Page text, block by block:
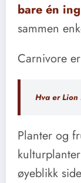
bare én
sammen
Carnivore
Hva er Lion
Planter og
øyeblikk